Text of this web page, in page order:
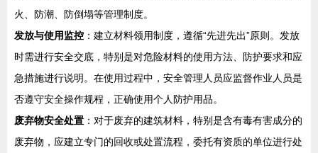
火、防潮、防倒塌等管理制度。
发放与使用监控 ：建立材料领用制度，遵循“先进先出”原则。发放
时需进行安全交底，特别是对危险材料的使用方法、防护要求和应
急措施进行说明。在使用过程中，安全管理人员应监督作业人员是
否遵守安全操作规程，正确使用个人防护用品。
废弃物安全处置 ：对于废弃的建筑材料，特别是含有毒有害成分的
废弃物，应建立专门的回收或处置流程，委托有资质的单位进行处